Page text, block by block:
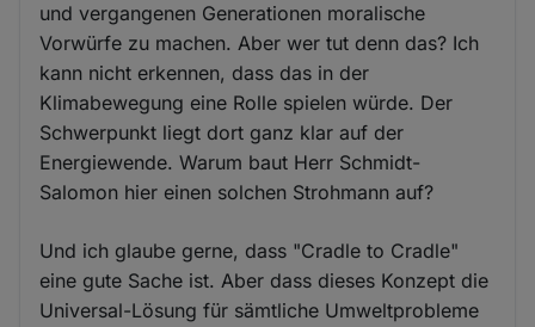
und vergangenen Generationen moralische
Vorwürfe zu machen. Aber wer tut denn das? Ich
kann nicht erkennen, dass das in der
Klimabewegung eine Rolle spielen würde. Der
Schwerpunkt liegt dort ganz klar auf der
Energiewende. Warum baut Herr Schmidt-
Salomon hier einen solchen Strohmann auf?
Und ich glaube gerne, dass "Cradle to Cradle"
eine gute Sache ist. Aber dass dieses Konzept die
Universal-Lösung für sämtliche Umweltprobleme